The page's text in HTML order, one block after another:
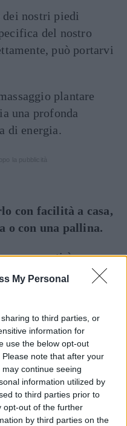
My Personal
to third parties, or
information for
use the below opt-out
note that after your
continue seeing
information utilized by
to third parties prior to
opt-out of the further
by third parties on the
dei nostri piedi
del nostro
può portarvi
plantare
una profonda
di energia.
con facilità a casa,
o con una pallina.
esperti è una
usate
la pallina sotto a
dalle dita fino al
specifiche da
pallina, ed
per esercitare la